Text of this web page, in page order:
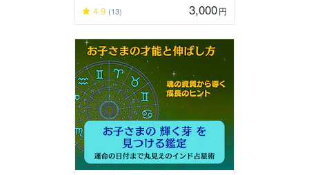
4.9 (13) 3,000円